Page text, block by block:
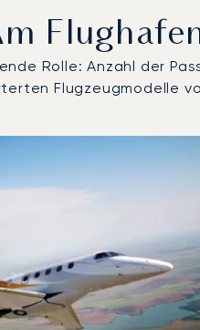
Rolle: Anzahl der
Flugzeugmodelle
Flugbewegungen im Jahr